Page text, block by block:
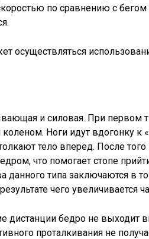
по сравнению с
осуществляться
и силовая. При первом
коленом. Ноги идут вдогонку
тело вперед. После
что помогает стопе
типа заключаются в
чего увеличивается
дистанции бедро не выходит
проталкивания не